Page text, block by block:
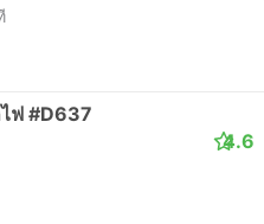
ฟ #D637
4.6